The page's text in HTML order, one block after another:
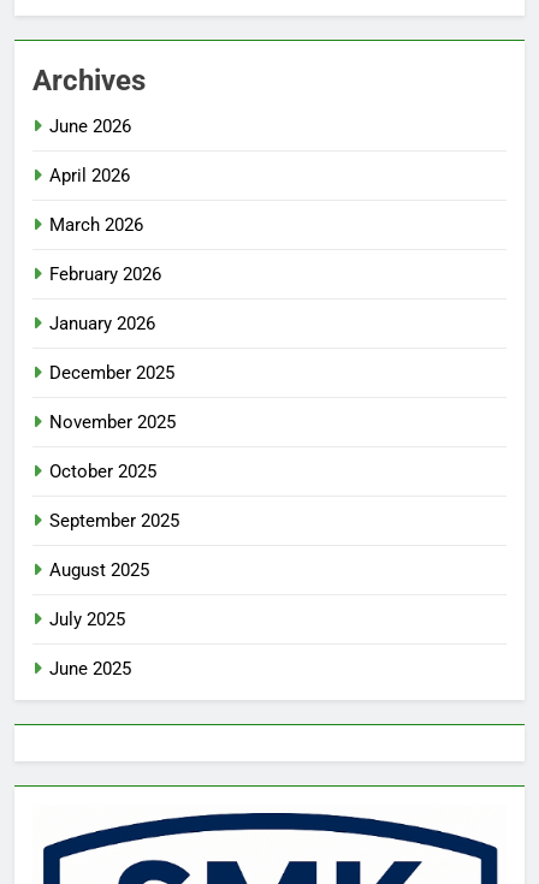
Archives
June 2026
April 2026
March 2026
February 2026
January 2026
December 2025
November 2025
October 2025
September 2025
August 2025
July 2025
June 2025